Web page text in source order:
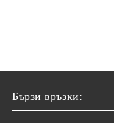
Бързи връзки: